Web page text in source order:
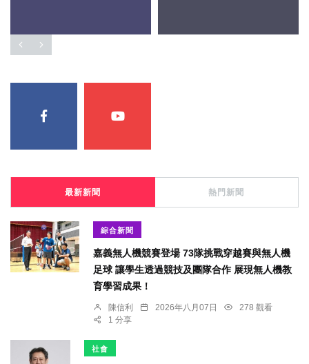
最新新聞 熱門新聞
綜合新聞
嘉義無人機競賽登場 73隊挑戰穿越賽與無人機
足球 讓學生透過競技及團隊合作 展現無人機教
育學習成果！
陳信利 2026年八月07日
278 觀看
1 分享
社會